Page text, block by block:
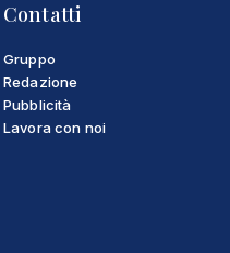
Contatti
Gruppo
Redazione
Pubblicità
Lavora con noi